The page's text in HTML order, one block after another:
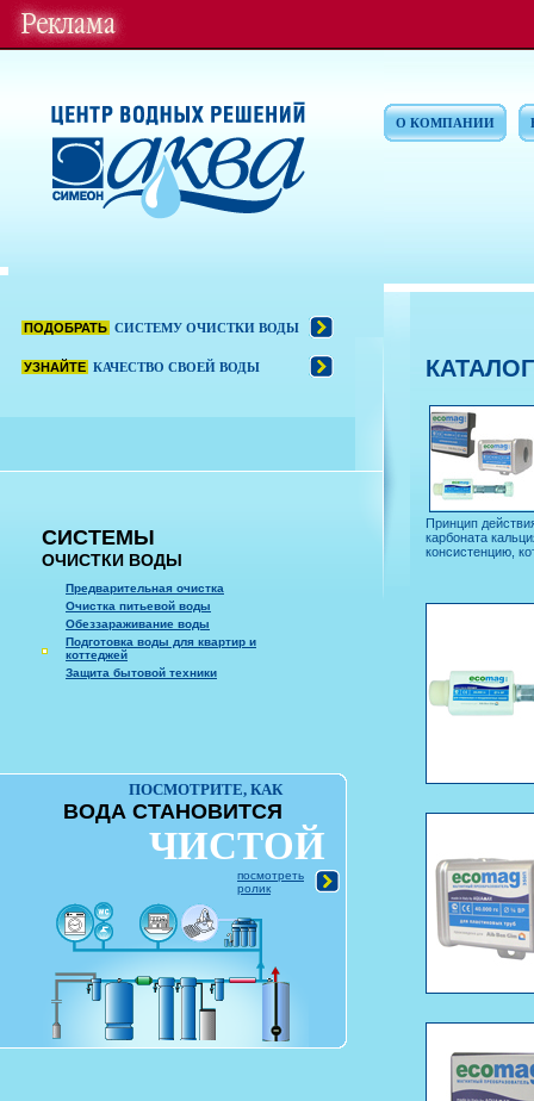
ПОДОБРАТЬ СИСТЕМУ ОЧИСТКИ ВОДЫ
УЗНАЙТЕ КАЧЕСТВО СВОЕЙ ВОДЫ
СИСТЕМЫ
ОЧИСТКИ ВОДЫ
Предварительная очистка
Очистка питьевой воды
Обеззараживание воды
Подготовка воды для квартир и
коттеджей
Защита бытовой техники
ПОСМОТРИТЕ, КАК
ВОДА СТАНОВИТСЯ
ЧИСТОЙ
посмотреть
ролик
О КОМПАНИИ
КАТАЛОГ
Принцип
карбоната
консистенцию,